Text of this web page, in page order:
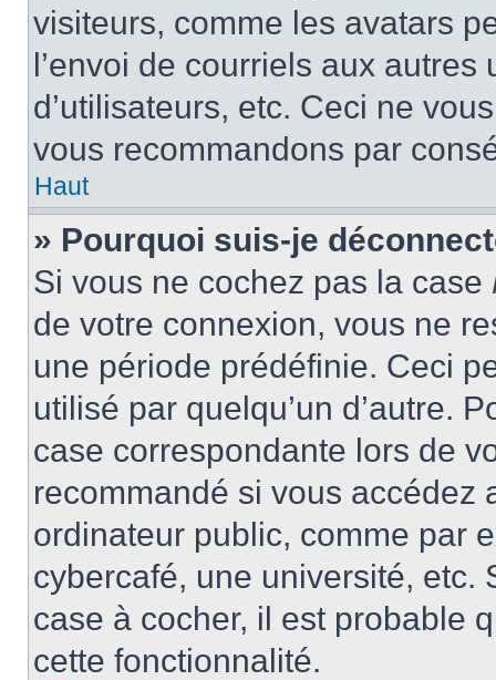
visiteurs, comme les avatars
l’envoi de courriels aux
d’utilisateurs, etc. Ceci ne
vous recommandons par
Haut
» Pourquoi suis-je
Si vous ne cochez pas la case
de votre connexion, vous ne
une période prédéfinie. Ceci
utilisé par quelqu’un d’autre.
case correspondante lors de
recommandé si vous accédez
ordinateur public, comme par
cybercafé, une université, etc.
case à cocher, il est probable
cette fonctionnalité.